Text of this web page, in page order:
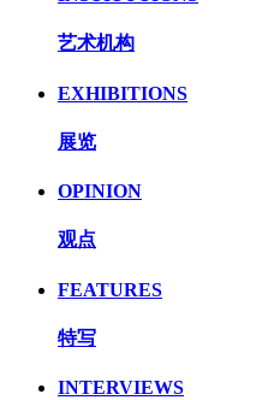
艺术机构
EXHIBITIONS
展览
OPINION
观点
FEATURES
特写
INTERVIEWS